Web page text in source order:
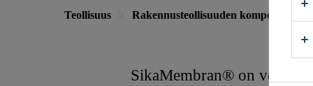
Teollisuus Rakennusteollisuuden komponentit
SikaMembran® on